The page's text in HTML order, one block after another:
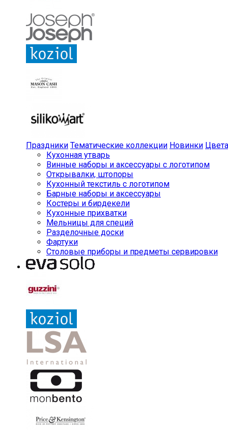
Праздники Тематические коллекции Новинки Цвета
Кухонная утварь
Винные наборы и аксессуары с логотипом
Открывалки, штопоры
Кухонный текстиль с логотипом
Барные наборы и аксессуары
Костеры и бирдекели
Кухонные прихватки
Мельницы для специй
Разделочные доски
Фартуки
Столовые приборы и предметы сервировки